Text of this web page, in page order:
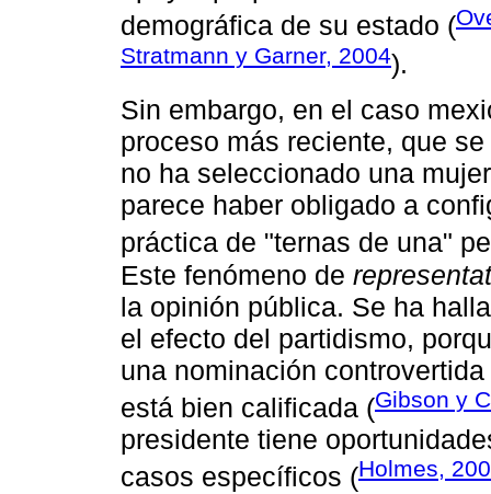
demográfica de su estado (
Stratmann y Garner, 2004).
Sin embargo, en el caso
proceso más reciente, que
no ha seleccionado una
parece haber obligado a
práctica de "ternas de una"
Este fenómeno de
la opinión pública. Se ha
el efecto del partidismo,
una nominación
está bien calificada (Gibson y
presidente tiene
casos específicos (Holmes,